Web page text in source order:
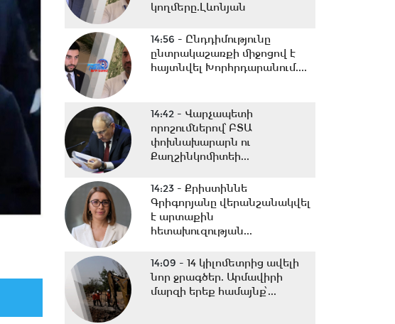
կողմերը.Լևոնյան
14:56 - Ընդդիմությունը
ընտրակաշառքի միջոցով է
հայտնվել Խորհրդարանում....
14:42 - Վարչապետի
որոշումներով՝ ԲՏԱ
փոխնախարարն ու
Քաղշինկոմիտեի...
14:23 - Քրիստիննե
Գրիգորյանը վերանշանակվել
է արտաքին
հետախուզության...
14:09 - 14 կիլոմետրից ավելի
նոր ջրագծեր. Արմավիրի
մարզի երեք համայնք՝...